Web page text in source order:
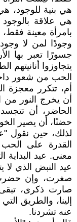
هي بنية للوجود،
هي علاقة
بامرأة معينة
وجودًا لمن لا
جسورًا تعبر بها
يتجاوزوا أنانيتهم
الحب من شعور
أم، تتكرر
أن يخرج النور
الحاضر، أن
حضنًا، أن يصير
لذلك، حين نقول
القدرة على
معنى. عيد البداية
عيد النبض الذي
صغرت، وإن حضرت
صارت ذكرى، تبقى
إلينا، والطريق
عنه تشردنا.